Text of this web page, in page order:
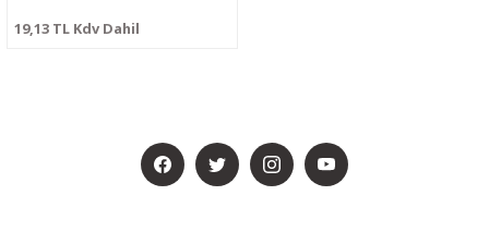
19,13 TL Kdv Dahil